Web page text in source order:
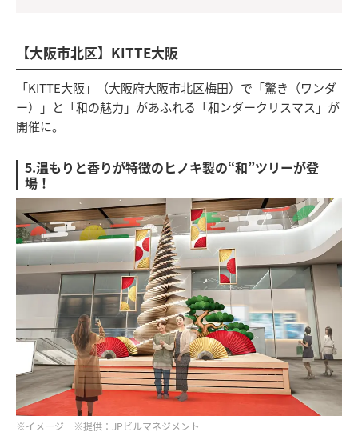
【大阪市北区】KITTE大阪
「KITTE大阪」（大阪府大阪市北区梅田）で「驚き（ワンダ
ー）」と「和の魅力」があふれる「和ンダークリスマス」が
開催に。
5.温もりと香りが特徴のヒノキ製の“和”ツリーが登
場！
※イメージ ※提供：JPビルマネジメント